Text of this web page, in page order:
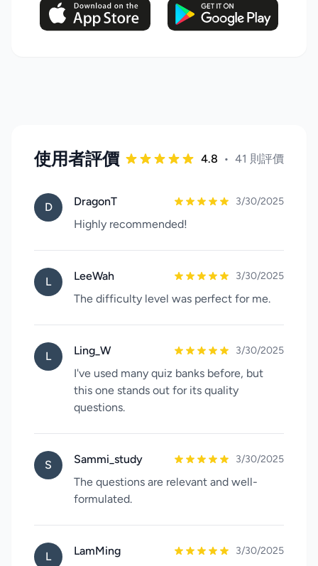
使用者評價 4.8 • 41 則評價
D DragonT 3/30/2025
Highly recommended!
L LeeWah 3/30/2025
The difficulty level was perfect for me.
L Ling_W 3/30/2025
I've used many quiz banks before, but
this one stands out for its quality
questions.
S Sammi_study 3/30/2025
The questions are relevant and well-
formulated.
L LamMing 3/30/2025